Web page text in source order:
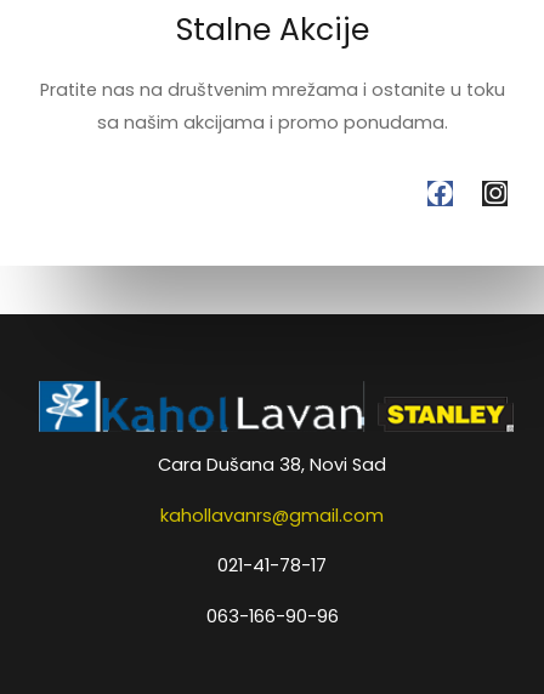
Stalne Akcije
Pratite nas na društvenim mrežama i ostanite u toku
sa našim akcijama i promo ponudama.
F
a
e
o
I
n
t
g
m
Cara Dušana 38, Novi Sad
kahollavanrs@gmail.com
021-41-78-17
063-166-90-96